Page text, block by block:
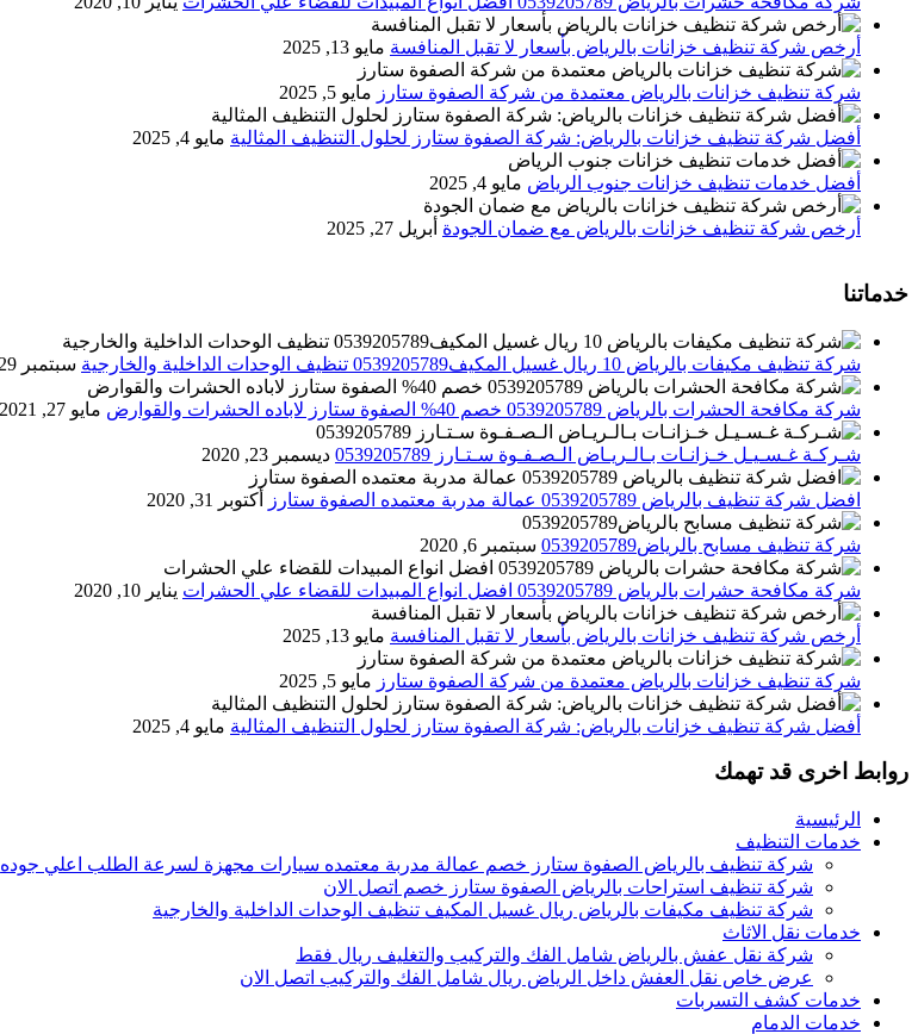
أرخص شركة تنظيف خزانات بالرياض بأسعار لا تقبل المنافسة مايو 13, 2025
شركة تنظيف خزانات بالرياض معتمدة من شركة الصفوة ستارز مايو 5, 2025
أفضل شركة تنظيف خزانات بالرياض: شركة الصفوة ستارز لحلول التنظيف المثالية مايو 4, 2025
أفضل خدمات تنظيف خزانات جنوب الرياض مايو 4, 2025
أرخص شركة تنظيف خزانات بالرياض مع ضمان الجودة أبريل 27, 2025
خدماتنا
شركة تنظيف مكيفات بالرياض 10 ريال غسيل المكيف0539205789 تنظيف الوحدات الداخلية والخارجية سبتمبر 29, 2021
شركة مكافحة الحشرات بالرياض 0539205789 خصم 40% الصفوة ستارز لاباده الحشرات والقوارض مايو 27, 2021
شـركـة غـسـيـل خـزانـات بـالـريـاض الـصـفـوة سـتـارز 0539205789 ديسمبر 23, 2020
افضل شركة تنظيف بالرياض 0539205789 عمالة مدربة معتمده الصفوة ستارز أكتوبر 31, 2020
شركة تنظيف مسابح بالرياض0539205789 سبتمبر 6, 2020
شركة مكافحة حشرات بالرياض 0539205789 افضل انواع المبيدات للقضاء علي الحشرات يناير 10, 2020
أرخص شركة تنظيف خزانات بالرياض بأسعار لا تقبل المنافسة مايو 13, 2025
شركة تنظيف خزانات بالرياض معتمدة من شركة الصفوة ستارز مايو 5, 2025
أفضل شركة تنظيف خزانات بالرياض: شركة الصفوة ستارز لحلول التنظيف المثالية مايو 4, 2025
روابط اخرى قد تهمك
الرئيسية
خدمات التنظيف
شركة تنظيف بالرياض الصفوة ستارز خصم عمالة مدربة معتمده سيارات مجهزة لسرعة الطلب اعلي جوده
شركة تنظيف استراحات بالرياض الصفوة ستارز خصم اتصل الان
شركة تنظيف مكيفات بالرياض ريال غسيل المكيف تنظيف الوحدات الداخلية والخارجية
خدمات نقل الاثاث
شركة نقل عفش بالرياض شامل الفك والتركيب والتغليف ريال فقط
عرض خاص نقل العفش داخل الرياض ريال شامل الفك والتركيب اتصل الان
خدمات كشف التسربات
خدمات الدمام